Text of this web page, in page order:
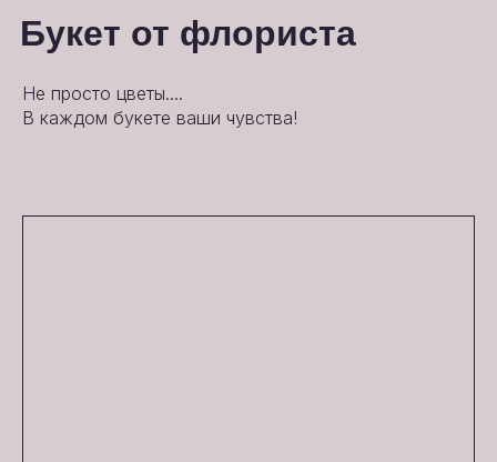
Букет от флориста
Не просто цветы....
В каждом букете ваши чувства!